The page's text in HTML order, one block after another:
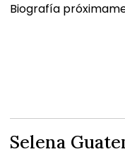
Biografía
Selena